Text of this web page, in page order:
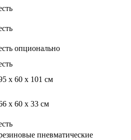
опционально
х 60 х 101 см
х 60 х 33 см
пневматические